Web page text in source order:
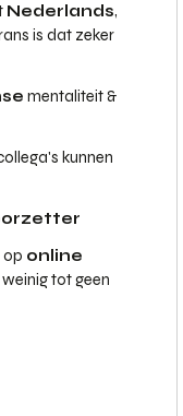
Nederlands,
is dat zeker
mentaliteit &
kunnen
op online
tot geen